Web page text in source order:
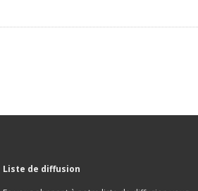
Liste de diffusion